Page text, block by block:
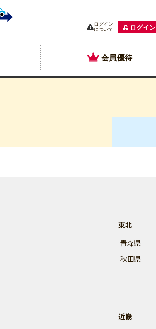
ログイン
について
ログイン
会員優待
東北
青森県
秋田県
近畿